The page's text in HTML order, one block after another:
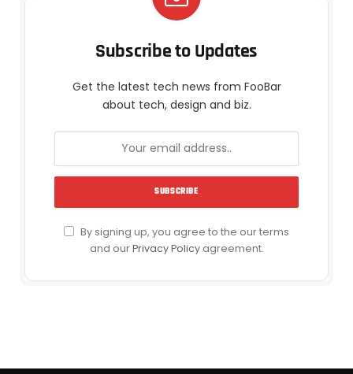
Subscribe to Updates
Get the latest tech news from FooBar
about tech, design and biz.
By signing up, you agree to the our terms
and ourPrivacy Policyagreement.